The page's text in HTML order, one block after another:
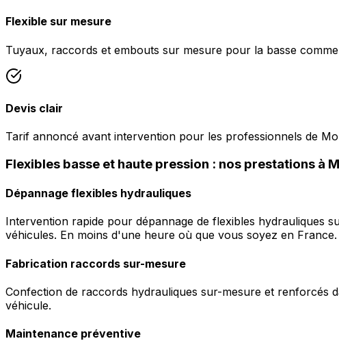
Flexible sur mesure
Tuyaux, raccords et embouts sur mesure pour la basse
Devis clair
Tarif annoncé avant intervention pour les professionnels de
Flexibles basse et haute pression : nos prestations à
Dépannage flexibles hydrauliques
Intervention rapide pour dépannage de flexibles hydrauliques
véhicules. En moins d'une heure où que vous soyez en France.
Fabrication raccords sur-mesure
Confection de raccords hydrauliques sur-mesure et renforcés
véhicule.
Maintenance préventive